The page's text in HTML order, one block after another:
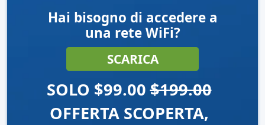
Hai bisogno di accedere a
una rete WiFi?
SCARICA
SOLO $99.00$199.00
OFFERTA SCOPERTA,